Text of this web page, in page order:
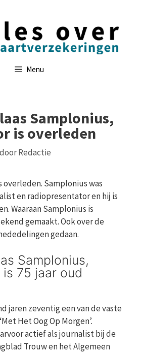
Menu
Samplonius,
is overleden
doorRedactie
overleden. Samplonius was
en radiopresentator en hij is
Waaraan Samplonius is
gemaakt. Ook over de
gedaan.
Samplonius,
75 jaar oud
jaren zeventig een van de vaste
Het Oog Op Morgen’.
actief als journalist bij de
Trouw en het Algemeen